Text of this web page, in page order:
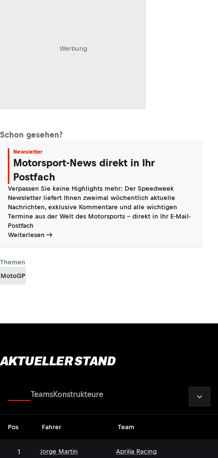
Werbung
Schon gesehen?
Newsletter
Motorsport-News direkt in Ihr
Postfach
Verpassen Sie keine Highlights mehr: Der Speedweek
Newsletter liefert Ihnen zweimal wöchentlich aktuelle
Nachrichten, exklusive Kommentare und alle wichtigen
Termine aus der Welt des Motorsports - direkt in Ihr E-Mail-
Postfach
Weiterlesen
Themen
MotoGP
AKTUELLER STAND
TeamsKonstrukteure
Pos Fahrer Team
1 Jorge Martin Aprilia Racing